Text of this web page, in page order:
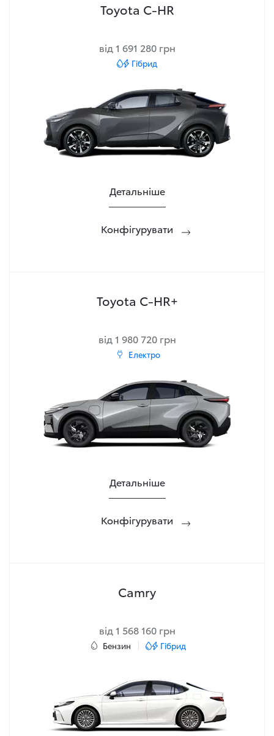
Toyota C-HR
від 1 691 280 грн
Гібрид
Детальніше
Конфігурувати
Toyota C-HR+
від 1 980 720 грн
Електро
Детальніше
Конфігурувати
Camry
від 1 568 160 грн
Бензин Гібрид